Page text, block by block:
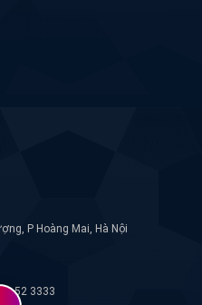
P Hoàng Mai, Hà Nội
52 3333